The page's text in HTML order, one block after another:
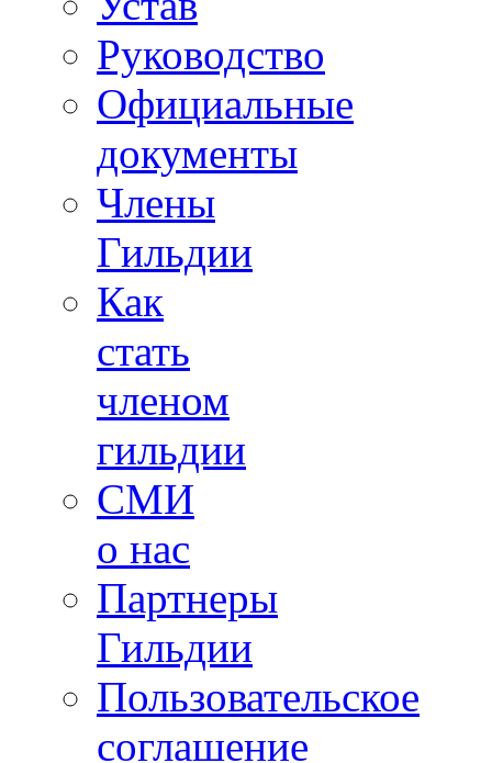
Руководство
Официальные
документы
Члены
Гильдии
Как
стать
членом
гильдии
СМИ
о нас
Партнеры
Гильдии
Пользовательское
соглашение